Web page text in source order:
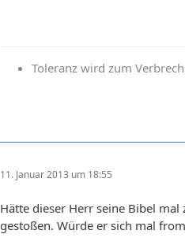
Toleranz wird zum
11. Januar 2013 um 18:55
Hätte dieser Herr seine Bibel
gestoßen. Würde er sich mal